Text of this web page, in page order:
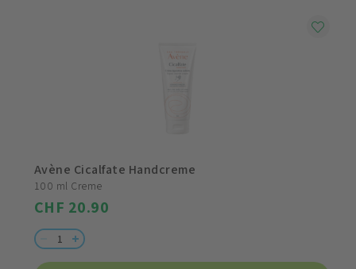
Avène Cicalfate Handcreme
100 ml Creme
CHF 20.90